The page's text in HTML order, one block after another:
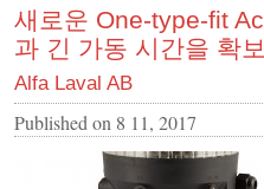
새로운 One-type-fit
과 긴 가동 시간을 확
Alfa Laval AB
Published on 8 11, 2017